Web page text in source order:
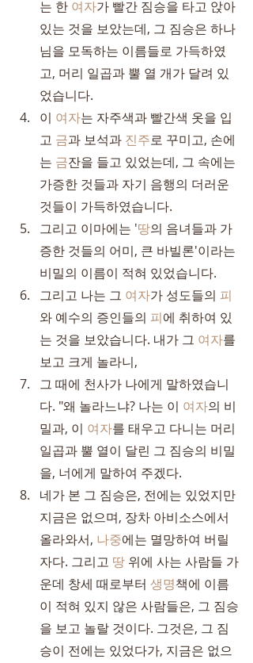
는 한 여자가 빨간 짐승을 타고 앉아
있는 것을 보았는데, 그 짐승은 하나
님을 모독하는 이름들로 가득하였
고, 머리 일곱과 뿔 열 개가 달려 있
었습니다.
이 여자는 자주색과 빨간색 옷을 입
고 금과 보석과 진주로 꾸미고, 손에
는 금잔을 들고 있었는데, 그 속에는
가증한 것들과 자기 음행의 더러운
것들이 가득하였습니다.
그리고 이마에는 '땅의 음녀들과 가
증한 것들의 어미, 큰 바빌론'이라는
비밀의 이름이 적혀 있었습니다.
그리고 나는 그 여자가 성도들의 피
와 예수의 증인들의 피에 취하여 있
는 것을 보았습니다. 내가 그 여자를
보고 크게 놀라니,
그 때에 천사가 나에게 말하였습니
다. "왜 놀라느냐? 나는 이 여자의 비
밀과, 이 여자를 태우고 다니는 머리
일곱과 뿔 열이 달린 그 짐승의 비밀
을, 너에게 말하여 주겠다.
네가 본 그 짐승은, 전에는 있었지만
지금은 없으며, 장차 아비소스에서
올라와서, 나중에는 멸망하여 버릴
자다. 그리고 땅 위에 사는 사람들 가
운데 창세 때로부터 생명책에 이름
이 적혀 있지 않은 사람들은, 그 짐승
을 보고 놀랄 것이다. 그것은, 그 짐
승이 전에는 있었다가, 지금은 없으